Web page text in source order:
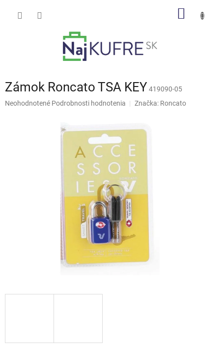
Zámok Roncato TSA KEY419090-05
Priemerné
Neohodnotené Podrobnosti hodnotenia Značka: Roncato